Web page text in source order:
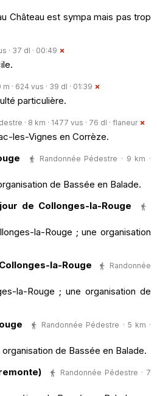
Château est sympa mais pas trop
· 37 dl · 00:49
· 624 vus · 39 dl · 01:39
particulière.
· 8 km · 1477 vus · 76 dl · flaneur
les-Vignes en Corrèze.
Randonnée Pédestre · 9 km ·
de Bassée en Balade.
de Collonges-la-Rouge
la-Rouge ; une organisation
la-Rouge
Randonnée
la-Rouge ; une organisation de
Randonnée Pédestre · 5 km ·
de Bassée en Balade.
Randonnée Pédestre · 7